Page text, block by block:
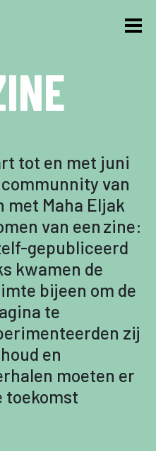
tot en met juni
van
met Maha Eljak
van een zine:
gepubliceerd
kwamen de
bijeen om de
te
zij
en
moeten er
toekomst